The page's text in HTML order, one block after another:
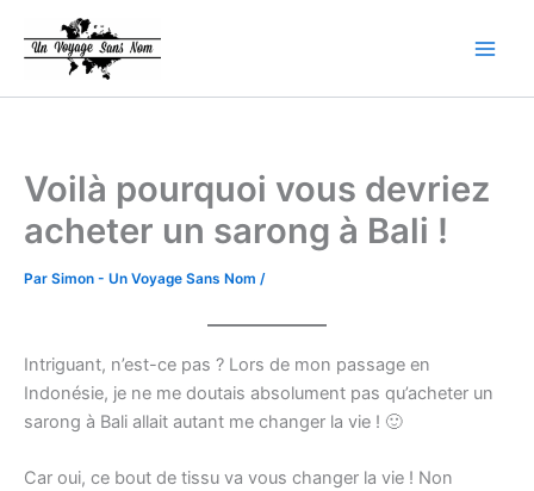
Voilà pourquoi vous devriez
acheter un sarong à Bali !
Par Simon - Un Voyage Sans Nom /
Intriguant, n’est-ce pas ? Lors de mon passage en
Indonésie, je ne me doutais absolument pas qu’acheter un
sarong à Bali allait autant me changer la vie ! 🙂
Car oui, ce bout de tissu va vous changer la vie ! Non